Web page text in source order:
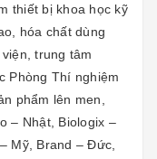
thiết bị khoa học kỹ
hóa chất dùng
trung tâm
Phòng Thí nghiệm
phẩm lên men,
– Nhật, Biologix –
Mỹ, Brand – Đức,